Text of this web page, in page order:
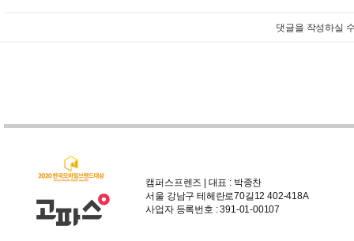
댓글을 작성하실
캠퍼스프렌즈 | 대표 : 박종찬
서울 강남구 테헤란로70길12 402-418A
사업자 등록번호 : 391-01-00107